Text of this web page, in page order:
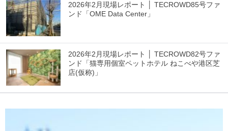
2026年2月現場レポート │ TECROWD85号ファ
ンド「OME Data Center」
2026年2月現場レポート │ TECROWD82号ファ
ンド「猫専用個室ペットホテル ねこべや港区芝
店(仮称)」